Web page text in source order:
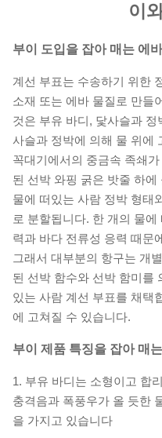
이
부이 도입을 잡아 매는 에
계선 부표는 수송하기 위한
소재 또는 에바 물질로 만들
것은 부유 바디, 닻사슬과
사슬과 정박에 의해 물 위에
꼭대기에서의 중금속 족쇄
된 선박 와핑 굵은 밧줄 하
물에 떠있는 사람 정박 형태
로 분할됩니다. 한 개의 물
력과 바다 전류성 응력 때문
그래서 대부분의 항구는 개
된 선박 함수와 선박 함미를
있는 사람 계선 부표를 채택
에 고쳐질 수 있습니다.
부이 제품 특징을 잡아 매
1. 부유 바디는 소형이고 합
충격음과 폭풍우가 올 듯한
을 가지고 있습니다